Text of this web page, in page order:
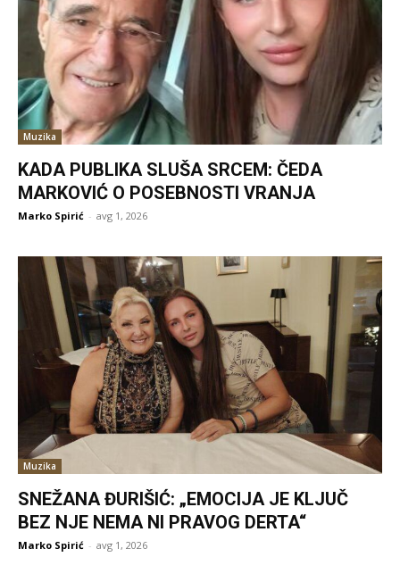
Muzika
KADA PUBLIKA SLUŠA SRCEM: ČEDA
MARKOVIĆ O POSEBNOSTI VRANJA
Marko Spirić - avg 1, 2026
Muzika
SNEŽANA ĐURIŠIĆ: „EMOCIJA JE KLJUČ
BEZ NJE NEMA NI PRAVOG DERTA“
Marko Spirić - avg 1, 2026